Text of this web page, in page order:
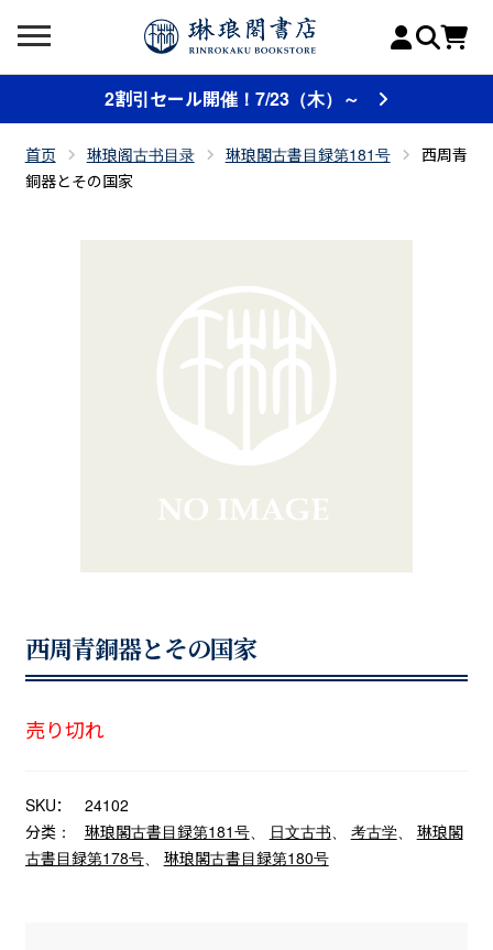
2割引セール開催！7/23（木）～
首页 琳琅阁古书目录 琳琅閣古書目録第181号
西周青
銅器とその国家
西周青銅器とその国家
売り切れ
SKU：
24102
分类：
琳琅閣古書目録第181号、 日文古书 考古学、 琳琅閣
古書目録第178号、 琳琅閣古書目録第180号